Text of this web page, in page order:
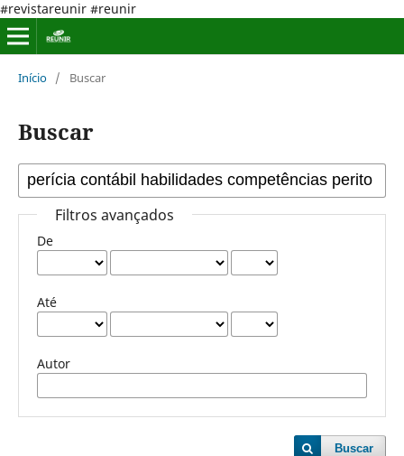
#revistareunir #reunir
Início / Buscar
Buscar
Filtros avançados
De
Até
Autor
Buscar